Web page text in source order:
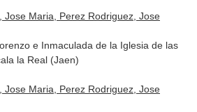
Jose Maria, Perez Rodriguez, Jose
e Inmaculada de la Iglesia de las
la Real (Jaen)
Jose Maria, Perez Rodriguez, Jose